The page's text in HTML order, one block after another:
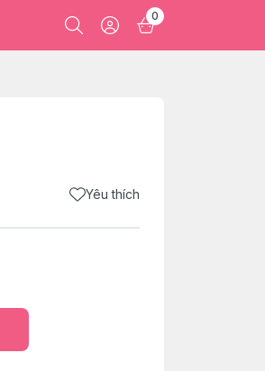
0
Yêu thích